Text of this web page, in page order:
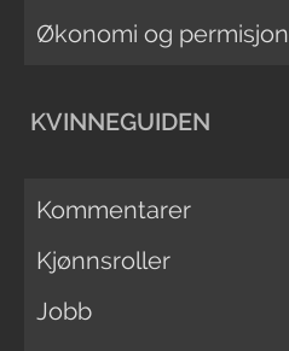
Økonomi og permisjon
KVINNEGUIDEN
Kommentarer
Kjønnsroller
Jobb